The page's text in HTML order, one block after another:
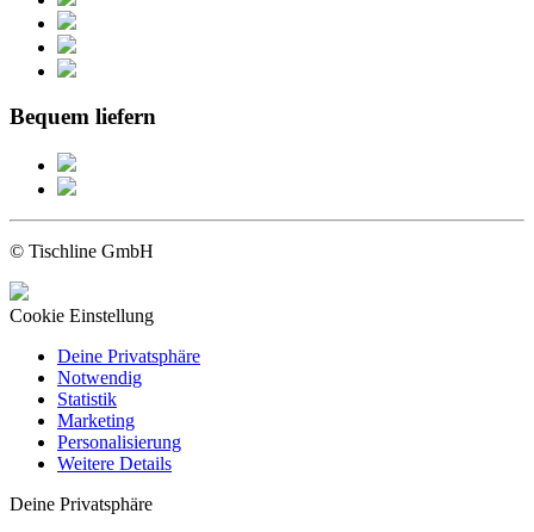
Bequem liefern
© Tischline GmbH
Cookie Einstellung
Deine Privatsphäre
Notwendig
Statistik
Marketing
Personalisierung
Weitere Details
Deine Privatsphäre